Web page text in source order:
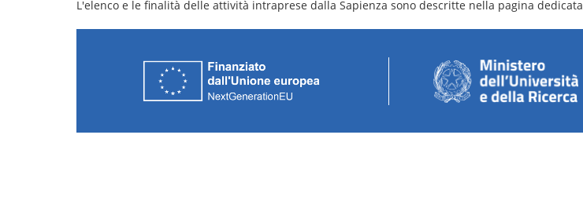
L'elenco e le finalità delle attività intraprese dalla Sapienza sono descritte nella pagina dedicata